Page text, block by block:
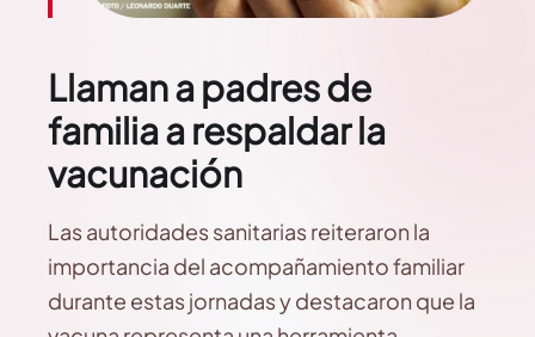
Llaman a padres de
familia a respaldar la
vacunación
Las autoridades sanitarias reiteraron la
importancia del acompañamiento familiar
durante estas jornadas y destacaron que la